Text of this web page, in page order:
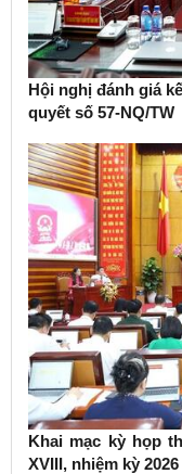
Hội nghị đánh giá
quyết số 57-NQ/TW
Khai mạc kỳ họp
XVIII, nhiệm kỳ 2026